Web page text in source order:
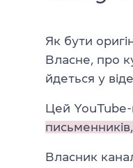
Як бути
Власне, про
йдеться у
Цей YouTube-
письменників,
Власник